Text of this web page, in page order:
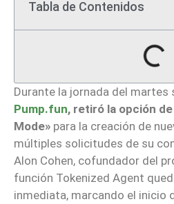
Tabla de Contenidos
Durante la jornada del martes
Pump.fun, retiró la opción
Mode» para la creación de
múltiples solicitudes de su
Alon Cohen, cofundador del
función Tokenized Agent
inmediata, marcando el inicio